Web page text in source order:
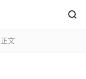

正文